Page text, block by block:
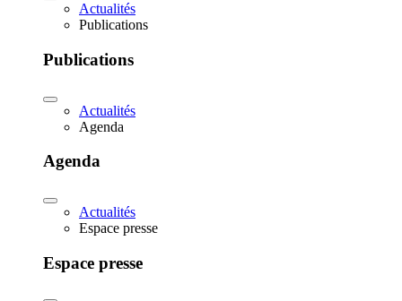
Actualités
Publications
Publications
Actualités
Agenda
Agenda
Actualités
Espace presse
Espace presse